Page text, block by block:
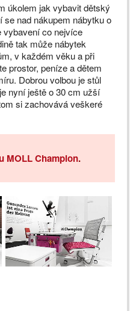
úkolem jak vybavit dětský
se nad nákupem nábytku o
vybavení co nejvíce
tak může nábytek
v každém věku a při
prostor, peníze a dětem
Dobrou volbou je stůl
nyní ještě o 30 cm užší
si zachovává veškeré
MOLL Champion.